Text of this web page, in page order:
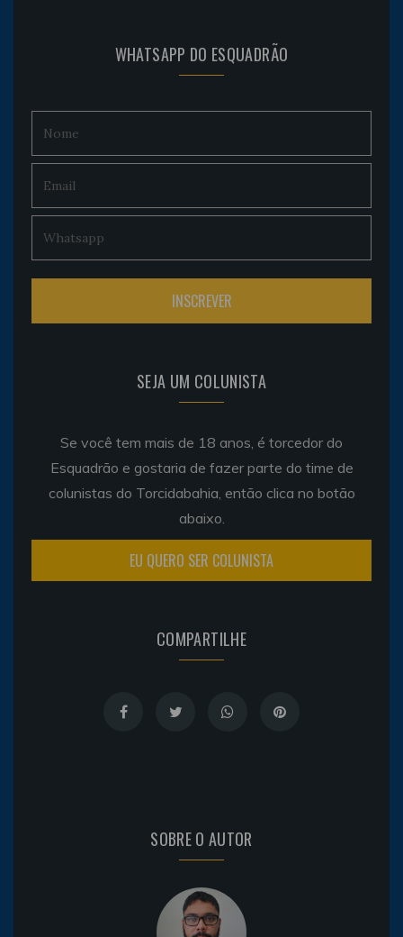
WHATSAPP DO ESQUADRÃO
SEJA UM COLUNISTA
Se você tem mais de 18 anos, é torcedor do
Esquadrão e gostaria de fazer parte do time de
colunistas do Torcidabahia, então clica no botão
abaixo.
EU QUERO SER COLUNISTA
COMPARTILHE
SOBRE O AUTOR